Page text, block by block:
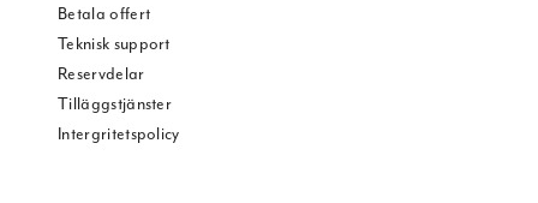
Betala offert
Teknisk support
Reservdelar
Tilläggstjänster
Intergritetspolicy